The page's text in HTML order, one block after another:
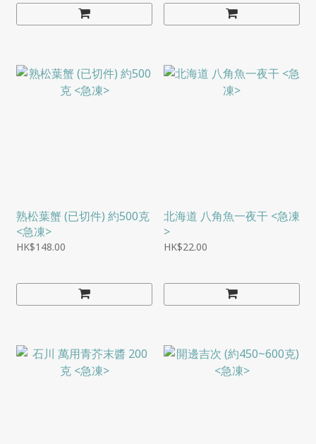
熟松葉蟹 (已切件) 約500克
<急凍>
HK$148.00
北海道 八角魚一夜干 <急凍
>
HK$22.00